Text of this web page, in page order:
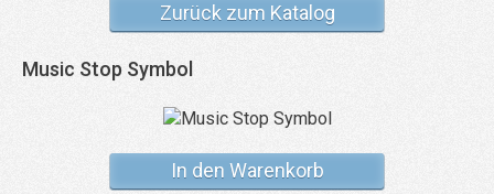
Zurück zum Katalog
Music Stop Symbol
In den Warenkorb